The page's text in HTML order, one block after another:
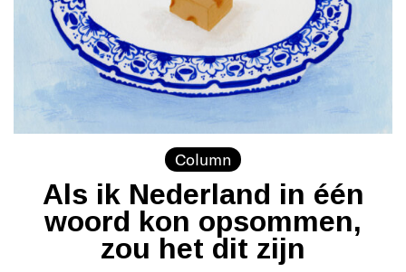
Column
Als ik Nederland in één
woord kon opsommen,
zou het dit zijn